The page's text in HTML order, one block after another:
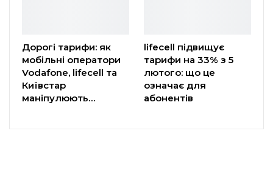
Дорогі тарифи: як
мобільні оператори
Vodafone, lifecell та
Київстар
маніпулюють…
lifecell підвищує
тарифи на 33% з 5
лютого: що це
означає для
абонентів